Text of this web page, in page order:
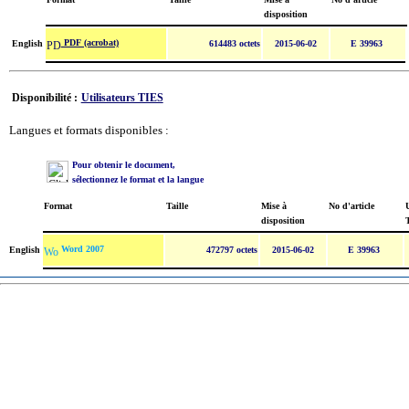
disposition
English PDF (acrobat) 614483 octets 2015-06-02 E 39963
Disponibilité : Utilisateurs TIES
Langues et formats disponibles :
Pour obtenir le document,
sélectionnez le format et la langue
Format Taille
Mise à
disposition
No d'article
English Word 2007 472797 octets 2015-06-02 E 39963